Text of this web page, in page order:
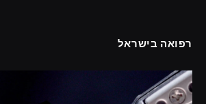
רפואה בישראל